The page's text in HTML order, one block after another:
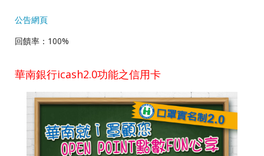
公告網頁
回饋率：100%
華南銀行icash2.0功能之信用卡